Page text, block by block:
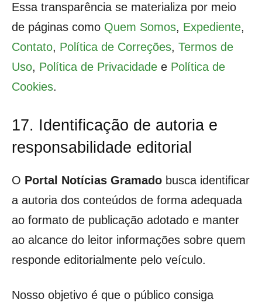
Essa transparência se materializa por meio
de páginas como Quem Somos, Expediente,
Contato, Política de Correções, Termos de
Uso, Política de Privacidade e Política de
Cookies.
17. Identificação de autoria e
responsabilidade editorial
O Portal Notícias Gramado busca identificar
a autoria dos conteúdos de forma adequada
ao formato de publicação adotado e manter
ao alcance do leitor informações sobre quem
responde editorialmente pelo veículo.
Nosso objetivo é que o público consiga